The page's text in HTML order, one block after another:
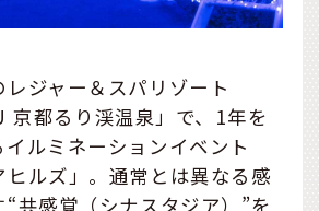
ジャー＆スパリゾート
京都るり渓温泉」で、1年を
ルミネーションイベント
ヒルズ」。通常とは異なる感
共感覚（シナスタジア）”を